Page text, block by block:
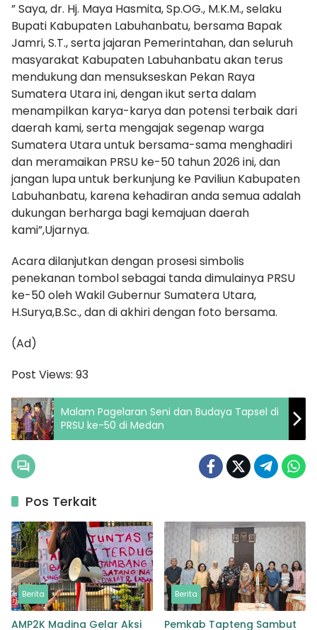
” Saya, dr. Hj. Maya Hasmita, Sp.OG., M.K.M., selaku
Bupati Kabupaten Labuhanbatu, bersama Bapak
Jamri, S.T., serta jajaran Pemerintahan, dan seluruh
masyarakat Kabupaten Labuhanbatu akan terus
mendukung dan mensukseskan Pekan Raya
Sumatera Utara ini, dengan ikut serta dalam
menampilkan karya-karya dan potensi terbaik dari
daerah kami, serta mengajak segenap warga
Sumatera Utara untuk bersama-sama menghadiri
dan meramaikan PRSU ke-50 tahun 2026 ini, dan
jangan lupa untuk berkunjung ke Paviliun Kabupaten
Labuhanbatu, karena kehadiran anda semua adalah
dukungan berharga bagi kemajuan daerah
kami”,Ujarnya.
Acara dilanjutkan dengan prosesi simbolis
penekanan tombol sebagai tanda dimulainya PRSU
ke-50 oleh Wakil Gubernur Sumatera Utara,
H.Surya,B.Sc., dan di akhiri dengan foto bersama.
(Ad)
Post Views: 93
Malam Pagelaran Seni dan Budaya Tapsel di
PRSU ke-50 di Medan
Pos Terkait
Berita
AMP2K Madina Gelar Aksi
Berita
Pemkab Tapteng Sambut